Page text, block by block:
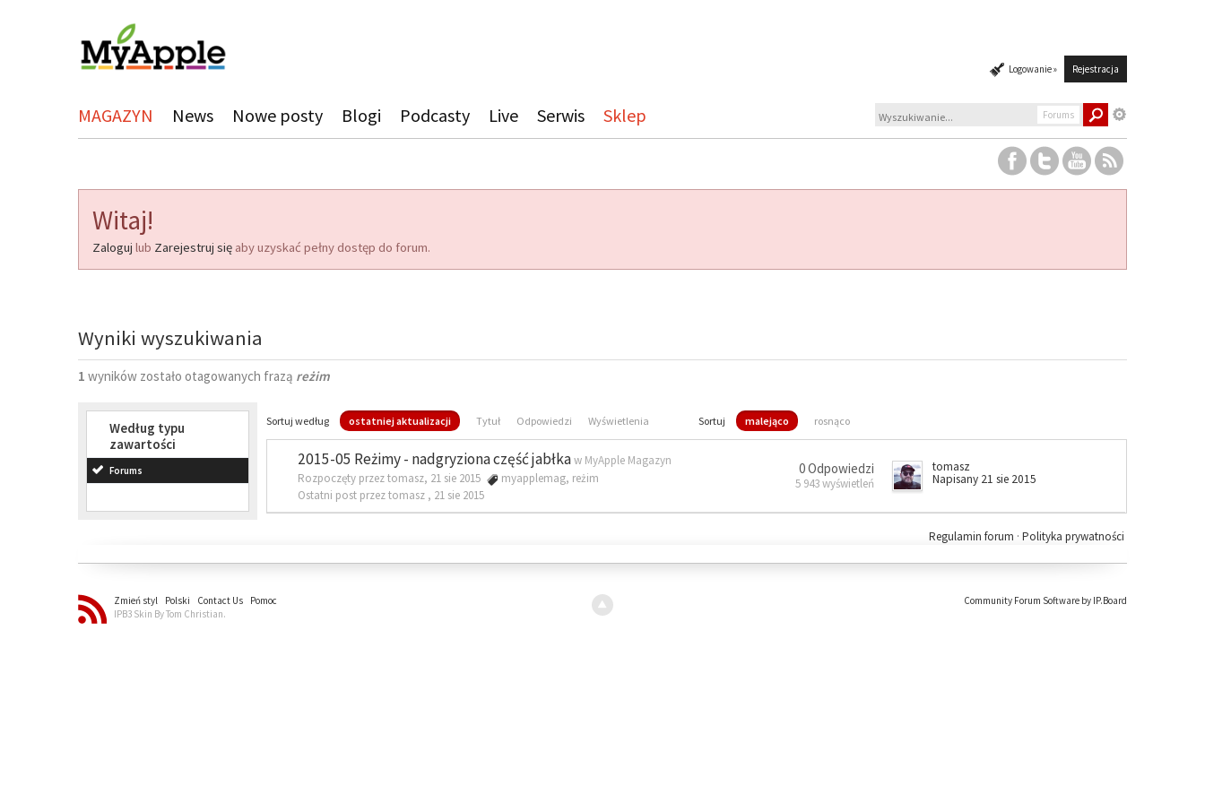
Logowanie » Rejestracja
MAGAZYN News Nowe posty Blogi Podcasty Live Serwis Sklep Forums
Witaj!
Zaloguj lub Zarejestruj się aby uzyskać pełny dostęp do forum.
Wyniki wyszukiwania
1 wyników zostało otagowanych frazą reżim
Według typu
zawartości
Forums
Sortuj według ostatniej aktualizacji Tytuł Odpowiedzi Wyświetlenia Sortuj malejąco rosnąco
2015-05 Reżimy - nadgryziona część jabłkaw MyApple Magazyn
Rozpoczęty przez tomasz, 21 sie 2015
myapplemag, reżim
Ostatni post przez tomasz , 21 sie 2015
0 Odpowiedzi
5 943 wyświetleń
tomasz
Napisany 21 sie 2015
Polityka prywatności
Regulamin forum ·
Zmień styl Polski Contact Us
Pomoc
IPB3 Skin By Tom Christian.
Community Forum Software by IP.Board